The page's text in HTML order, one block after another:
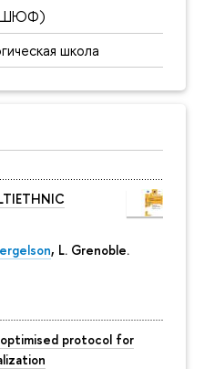
(ШЮФ)
школа
, L. Grenoble.
protocol for